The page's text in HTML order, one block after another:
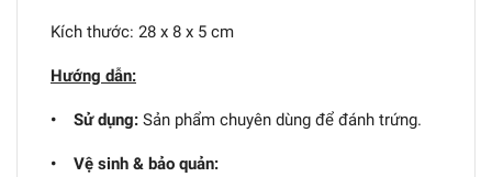
Kích thước: 28 x 8 x 5 cm
Hướng dẫn:
• Sử dụng: Sản phẩm chuyên dùng để đánh trứng.
• Vệ sinh & bảo quản: